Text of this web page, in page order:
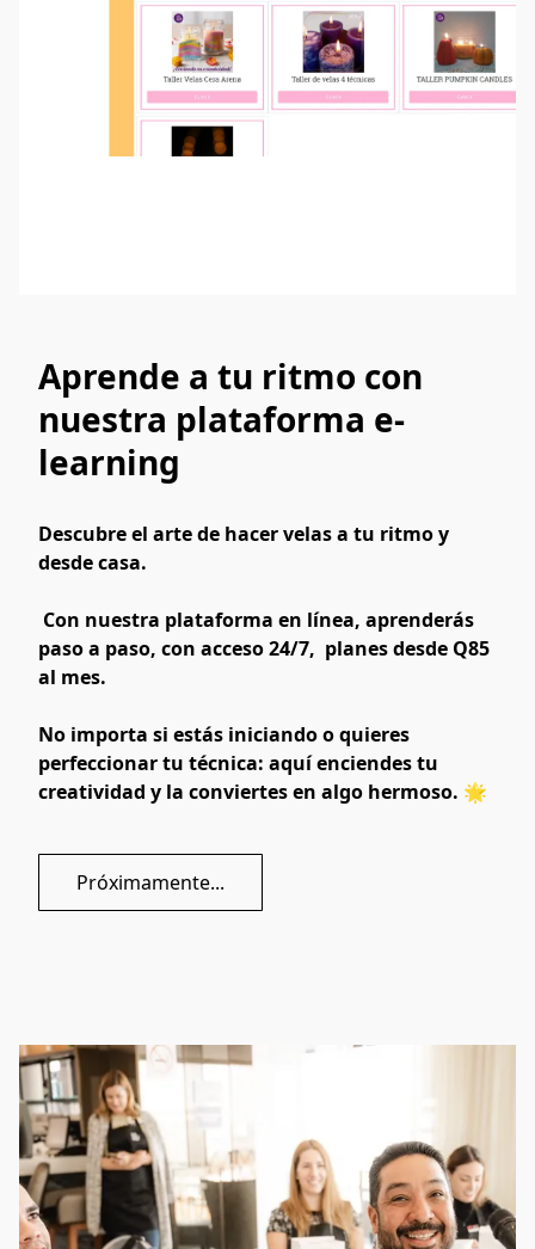
Aprende a tu ritmo con
nuestra plataforma e-
learning
Descubre el arte de hacer velas a tu ritmo y
desde casa.
paso a paso, con acceso 24/7,  planes desde Q85
al mes.
No importa si estás iniciando o quieres
perfeccionar tu técnica: aquí enciendes tu
creatividad y la conviertes en algo hermoso. 🌟
Próximamente...